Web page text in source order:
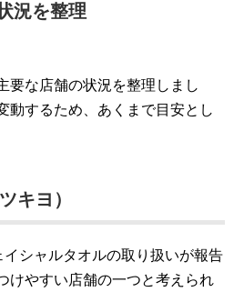
況を整理
要な店舗の状況を整理しまし
動するため、あくまで目安とし
キヨ）
シャルタオルの取り扱いが報告
けやすい店舗の一つと考えられ